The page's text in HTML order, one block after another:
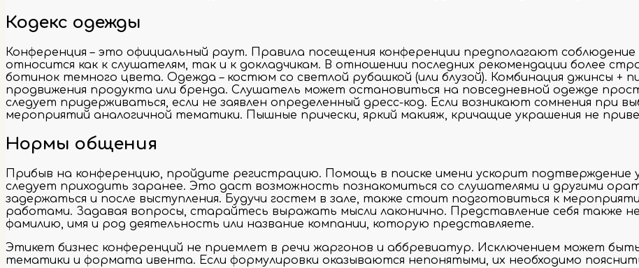
Кодекс одежды
Конференция – это официальный раут. Правила посещения конференции предполагают
относится как к слушателям, так и к докладчикам. В отношении последних рекомендации более
ботинок темного цвета. Одежда – костюм со светлой рубашкой (или блузой). Комбинация джинсы +
продвижения продукта или бренда. Слушатель может остановиться на повседневной одежде
следует придерживаться, если не заявлен определенный дресс-код. Если возникают сомнения
мероприятий аналогичной тематики. Пышные прически, яркий макияж, кричащие украшения не
Нормы общения
Прибыв на конференцию, пройдите регистрацию. Помощь в поиске имени ускорит подтверждение
следует приходить заранее. Это даст возможность познакомиться со слушателями и другими
задержаться и после выступления. Будучи гостем в зале, также стоит подготовиться к
работами. Задавая вопросы, старайтесь выражать мысли лаконично. Представление себя также
фамилию, имя и род деятельность или название компании, которую представляете.
Этикет бизнес конференций не приемлет в речи жаргонов и аббревиатур. Исключением может
тематики и формата ивента. Если формулировки оказываются непонятыми, их необходимо